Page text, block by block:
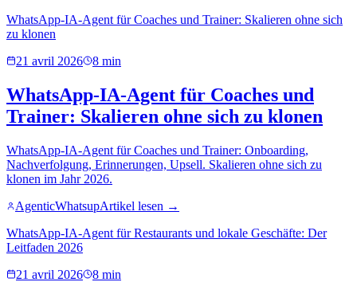
WhatsApp-IA-Agent für Coaches und Trainer: Skalieren ohne sich
zu klonen
21 avril 2026
8 min
WhatsApp-IA-Agent für Coaches und
Trainer: Skalieren ohne sich zu klonen
WhatsApp-IA-Agent für Coaches und Trainer: Onboarding,
Nachverfolgung, Erinnerungen, Upsell. Skalieren ohne sich zu
klonen im Jahr 2026.
AgenticWhatsupArtikel lesen →
WhatsApp-IA-Agent für Restaurants und lokale Geschäfte: Der
Leitfaden 2026
21 avril 2026
8 min